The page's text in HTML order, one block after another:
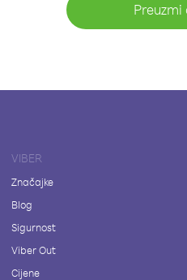
VIBER
Značajke
Blog
Sigurnost
Viber Out
Cijene